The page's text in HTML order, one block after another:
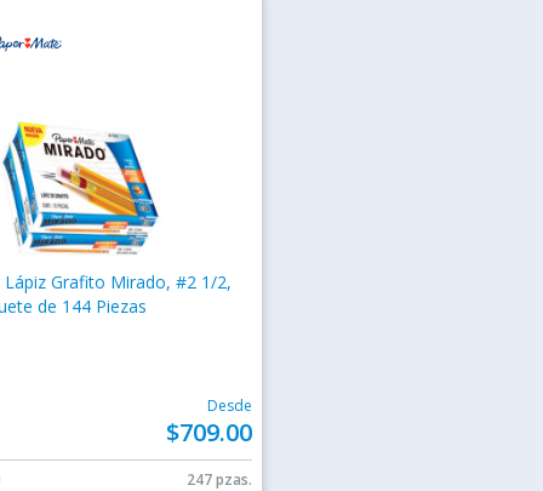
Lápiz Grafito Mirado, #2 1/2,
de 144 Piezas
Desde
$709.00
247 pzas.